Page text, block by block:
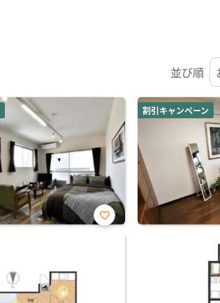
並び順
お気
割引キャンペーン